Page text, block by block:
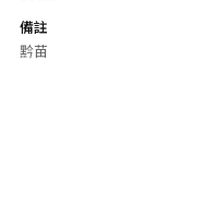
備註
黔苗